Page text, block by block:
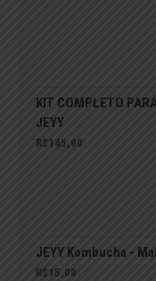
KIT COMPLETO
JEYY
R$145,00
JEYY Kombucha -
R$15,00